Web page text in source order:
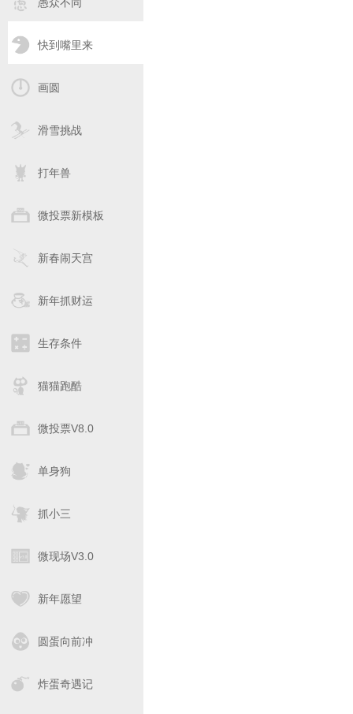
快到嘴里来
画圆
滑雪挑战
打年兽
微投票新模板
新春闹天宫
新年抓财运
生存条件
猫猫跑酷
微投票V8.0
单身狗
抓小三
微现场V3.0
新年愿望
圆蛋向前冲
炸蛋奇遇记